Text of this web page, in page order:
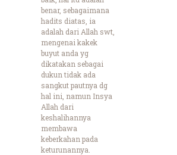
benar, sebagaimana
hadits diatas, ia
adalah dari Allah swt,
mengenai kakek
buyut anda yg
dikatakan sebagai
dukun tidak ada
sangkut pautnya dg
hal ini, namun Insya
Allah dari
keshalihannya
membawa
keberkahan pada
keturunannya.